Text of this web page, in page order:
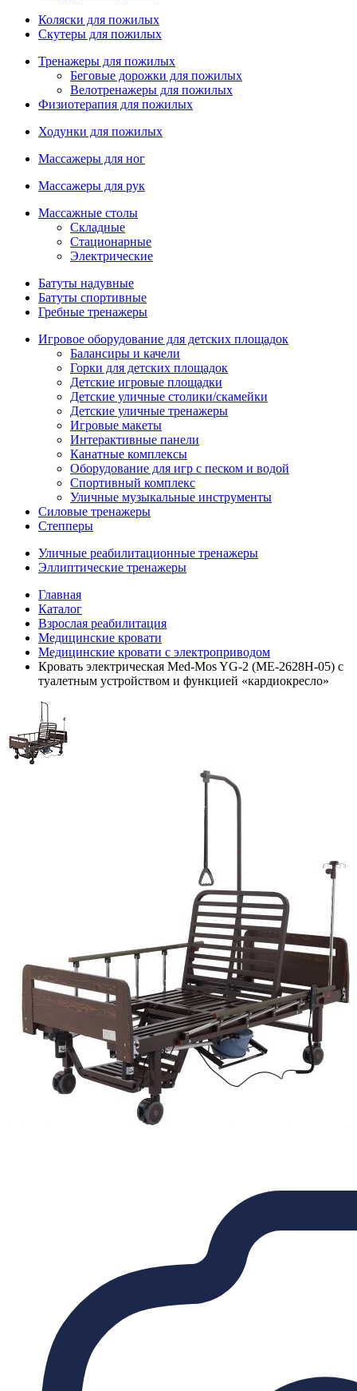
Коляски для пожилых
Скутеры для пожилых
Тренажеры для пожилых
Беговые дорожки для пожилых
Велотренажеры для пожилых
Физиотерапия для пожилых
Ходунки для пожилых
Массажеры для ног
Массажеры для рук
Массажные столы
Складные
Стационарные
Электрические
Батуты надувные
Батуты спортивные
Гребные тренажеры
Игровое оборудование для детских площадок
Балансиры и качели
Горки для детских площадок
Детские игровые площадки
Детские уличные столики/скамейки
Детские уличные тренажеры
Игровые макеты
Интерактивные панели
Канатные комплексы
Оборудование для игр с песком и водой
Спортивный комплекс
Уличные музыкальные инструменты
Силовые тренажеры
Степперы
Уличные реабилитационные тренажеры
Эллиптические тренажеры
Главная
Каталог
Взрослая реабилитация
Медицинские кровати
Медицинские кровати с электроприводом
Кровать электрическая Med-Mos YG-2 (МЕ-2628Н-05) с
туалетным устройством и функцией «кардиокресло»